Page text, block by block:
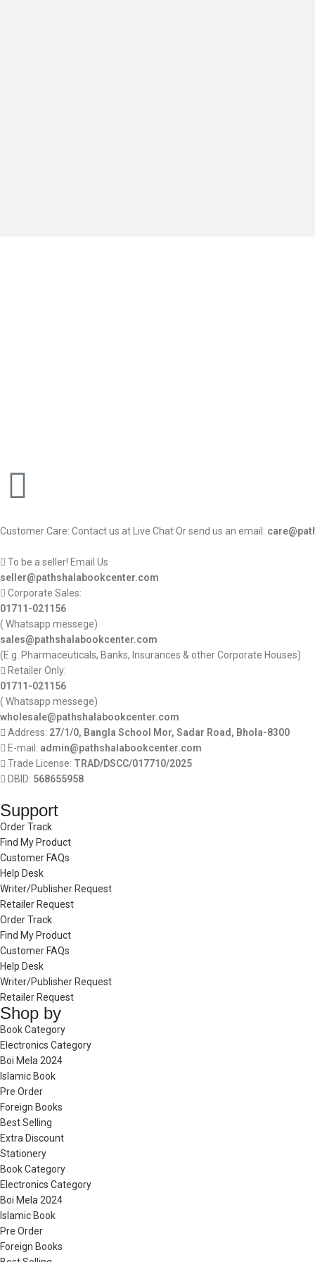
Customer Care: Contact us at Live Chat Or send us an email:
To be a seller! Email Us
seller@pathshalabookcenter.com
Corporate Sales:
01711-021156
( Whatsapp messege)
sales@pathshalabookcenter.com
(E.g. Pharmaceuticals, Banks, Insurances & other Corporate Houses)
Retailer Only:
01711-021156
( Whatsapp messege)
wholesale@pathshalabookcenter.com
Address: 27/1/0, Bangla School Mor, Sadar Road, Bhola-8300
E-mail: admin@pathshalabookcenter.com
Trade License: TRAD/DSCC/017710/2025
DBID: 568655958
Support
Order Track
Find My Product
Customer FAQs
Help Desk
Writer/Publisher Request
Retailer Request
Order Track
Find My Product
Customer FAQs
Help Desk
Writer/Publisher Request
Retailer Request
Shop by
Book Category
Electronics Category
Boi Mela 2024
Islamic Book
Pre Order
Foreign Books
Best Selling
Extra Discount
Stationery
Book Category
Electronics Category
Boi Mela 2024
Islamic Book
Pre Order
Foreign Books